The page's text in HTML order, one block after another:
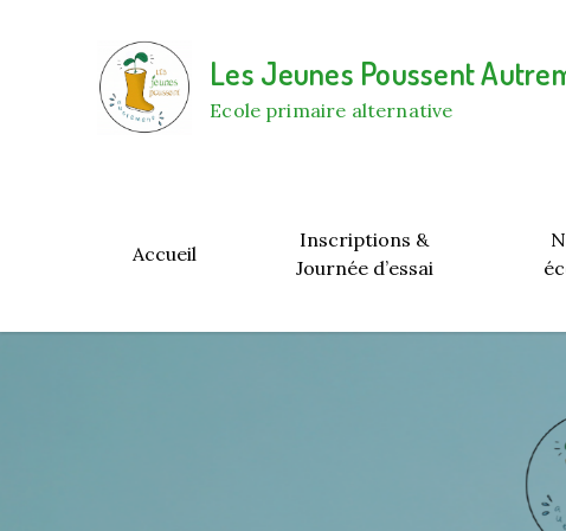
Les Jeunes Poussent
Ecole primaire alternative
Accueil
Inscriptions &
Journée d’essai